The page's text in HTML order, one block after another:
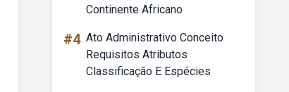
Continente Africano
#4 Ato Administrativo Conceito
Requisitos Atributos
Classificação E Espécies